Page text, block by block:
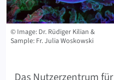
© Image: Dr. Rüdiger Kilian &
Sample: Fr. Julia Woskowski